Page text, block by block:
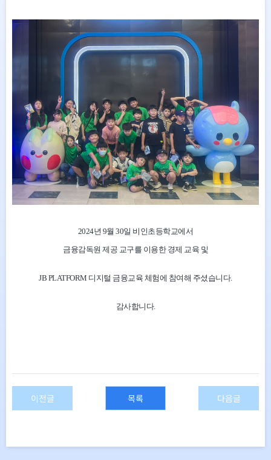
2024년 9월 30일 비인초등학교에서
금융감독원 제공 교구를 이용한 경제 교육 및
JB PLATFORM 디지털 금융교육 체험에 참여해 주셨습니다.
감사합니다.
이전글 다음글
목록